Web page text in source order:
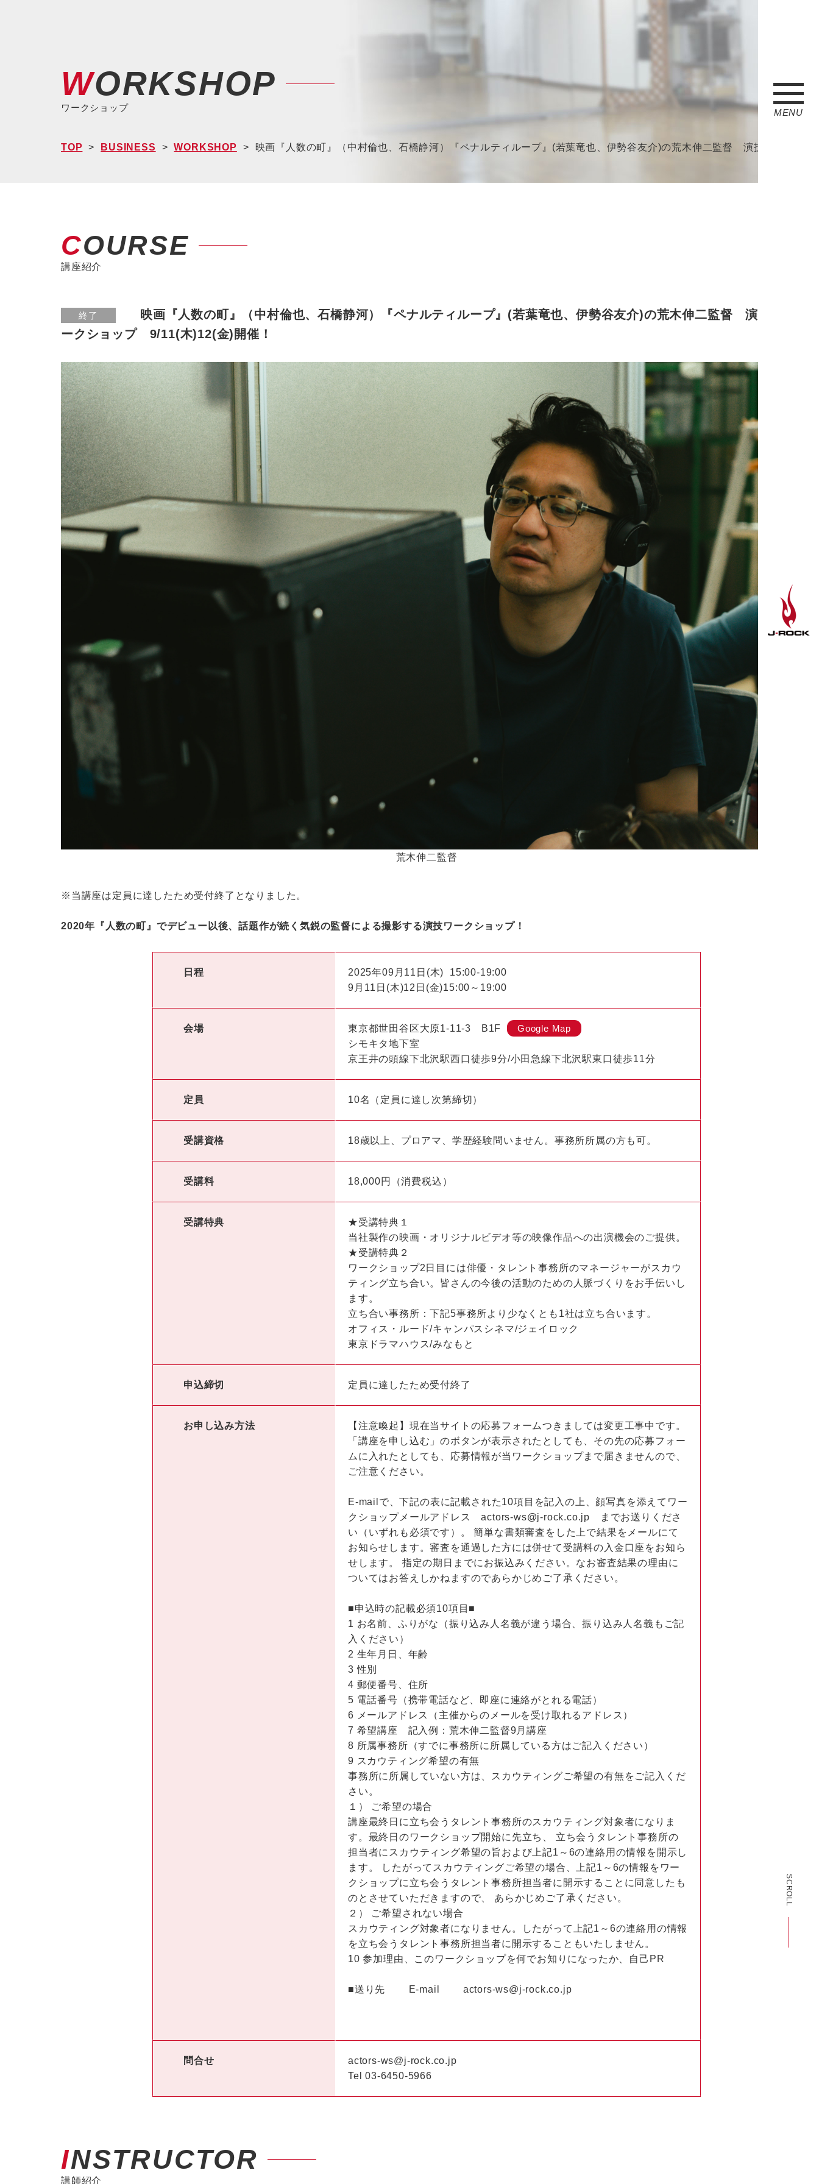
MENU
SCROLL
WORKSHOP
ワークショップ
TOP BUSINESS WORKSHOP 映画『人数の町』（中村倫也、石橋静河）『ペナルティループ』(若葉竜也、伊勢谷友介)の荒木伸二監督 演技ワークショップ 9/11(木)12(金)開催！
COURSE
講座紹介
終了
映画『人数の町』（中村倫也、石橋静河）『ペナルティループ』(若葉竜也、伊勢谷友介)の荒木伸二監督 演技ワ
ークショップ 9/11(木)12(金)開催！
荒木伸二監督
※当講座は定員に達したため受付終了となりました。
2020年『人数の町』でデビュー以後、話題作が続く気鋭の監督による撮影する演技ワークショップ！
日程 2025年09月11日(木)
15:00-19:00
9月11日(木)12日(金)15:00～19:00
会場 東京都世田谷区大原1-11-3 B1F
Google Map
シモキタ地下室
京王井の頭線下北沢駅西口徒歩9分/小田急線下北沢駅東口徒歩11分
定員 10名（定員に達し次第締切）
受講資格 18歳以上、プロアマ、学歴経験問いません。事務所所属の方も可。
受講料 18,000円（消費税込）
受講特典
★受講特典１
当社製作の映画・オリジナルビデオ等の映像作品への出演機会のご提供。
★受講特典２
ワークショップ2日目には俳優・タレント事務所のマネージャーがスカウ
ティング立ち合い。皆さんの今後の活動のための人脈づくりをお手伝いし
ます。
立ち合い事務所：下記5事務所より少なくとも1社は立ち合います。
オフィス・ルード/キャンパスシネマ/ジェイロック
東京ドラマハウス/みなもと
申込締切 定員に達したため受付終了
お申し込み方法
【注意喚起】現在当サイトの応募フォームつきましては変更工事中です。
「講座を申し込む」のボタンが表示されたとしても、その先の応募フォー
ムに入れたとしても、応募情報が当ワークショップまで届きませんので、
ご注意ください。
E-mailで、下記の表に記載された10項目を記入の上、顔写真を添えてワー
クショップメールアドレス actors-ws@j-rock.co.jp までお送りくださ
い（いずれも必須です）。 簡単な書類審査をした上で結果をメールにて
お知らせします。審査を通過した方には併せて受講料の入金口座をお知ら
せします。 指定の期日までにお振込みください。なお審査結果の理由に
ついてはお答えしかねますのであらかじめご了承ください。
■申込時の記載必須10項目■
1 お名前、ふりがな（振り込み人名義が違う場合、振り込み人名義もご記
入ください）
2 生年月日、年齢
3 性別
4 郵便番号、住所
5 電話番号（携帯電話など、即座に連絡がとれる電話）
6 メールアドレス（主催からのメールを受け取れるアドレス）
7 希望講座 記入例：荒木伸二監督9月講座
8 所属事務所（すでに事務所に所属している方はご記入ください）
9 スカウティング希望の有無
事務所に所属していない方は、スカウティングご希望の有無をご記入くだ
さい。
１） ご希望の場合
講座最終日に立ち会うタレント事務所のスカウティング対象者になりま
す。最終日のワークショップ開始に先立ち、 立ち会うタレント事務所の
担当者にスカウティング希望の旨および上記1～6の連絡用の情報を開示し
ます。 したがってスカウティングご希望の場合、上記1～6の情報をワー
クショップに立ち会うタレント事務所担当者に開示することに同意したも
のとさせていただきますので、 あらかじめご了承ください。
２） ご希望されない場合
スカウティング対象者になりません。したがって上記1～6の連絡用の情報
を立ち会うタレント事務所担当者に開示することもいたしません。
10 参加理由、このワークショップを何でお知りになったか、自己PR
■送り先 E-mail actors-ws@j-rock.co.jp
問合せ
actors-ws@j-rock.co.jp
Tel 03-6450-5966
INSTRUCTOR
講師紹介